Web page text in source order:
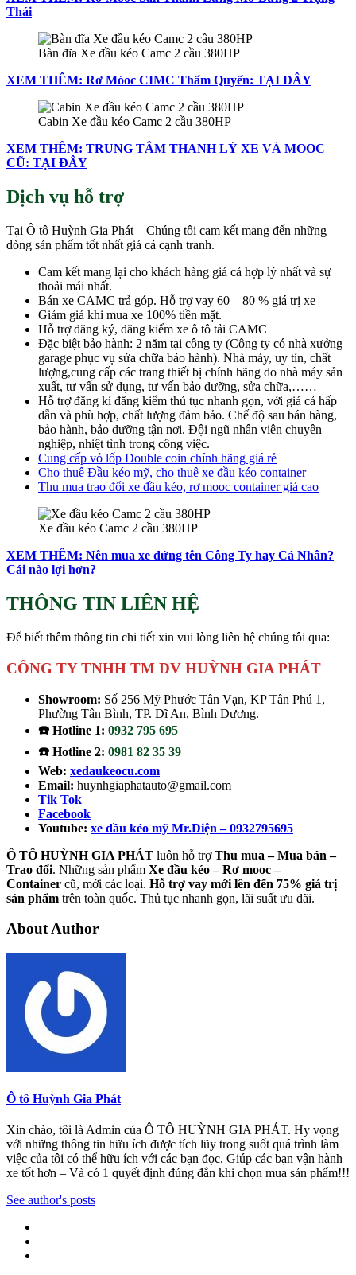
Thái
Bàn đĩa Xe đầu kéo Camc 2 cầu 380HP
XEM THÊM: Rơ Móoc CIMC Thẩm Quyến: TẠI ĐÂY
Cabin Xe đầu kéo Camc 2 cầu 380HP
XEM THÊM: TRUNG TÂM THANH LÝ XE VÀ MOOC
CŨ: TẠI ĐÂY
Dịch vụ hỗ trợ
Tại Ô tô Huỳnh Gia Phát – Chúng tôi cam kết mang đến những
dòng sản phẩm tốt nhất giá cả cạnh tranh.
Cam kết mang lại cho khách hàng giá cả hợp lý nhất và sự
thoải mái nhất.
Bán xe CAMC trả góp. Hỗ trợ vay 60 – 80 % giá trị xe
Giảm giá khi mua xe 100% tiền mặt.
Hỗ trợ đăng ký, đăng kiểm xe ô tô tải CAMC
Đặc biệt bảo hành: 2 năm tại công ty (Công ty có nhà xưởng
garage phục vụ sửa chữa bảo hành). Nhà máy, uy tín, chất
lượng,cung cấp các trang thiết bị chính hãng do nhà máy sản
xuất, tư vấn sử dụng, tư vấn bảo dưỡng, sửa chữa,……
Hỗ trợ đăng kí đăng kiểm thủ tục nhanh gọn, với giá cả hấp
dẫn và phù hợp, chất lượng đảm bảo. Chế độ sau bán hàng,
bảo hành, bảo dưỡng tận nơi. Đội ngũ nhân viên chuyên
nghiệp, nhiệt tình trong công việc.
Cung cấp vỏ lốp Double coin chính hãng giá rẻ
Cho thuê Đầu kéo mỹ, cho thuê xe đầu kéo container
Thu mua trao đổi xe đầu kéo, rơ mooc container giá cao
Xe đầu kéo Camc 2 cầu 380HP
XEM THÊM: Nên mua xe đứng tên Công Ty hay Cá Nhân?
Cái nào lợi hơn?
THÔNG TIN LIÊN HỆ
Để biết thêm thông tin chi tiết xin vui lòng liên hệ chúng tôi qua:
CÔNG TY TNHH TM DV HUỲNH GIA PHÁT
Showroom: Số 256 Mỹ Phước Tân Vạn, KP Tân Phú 1,
Phường Tân Bình, TP. Dĩ An, Bình Dương.
☎️ Hotline 1: 0932 795 695
☎️ Hotline 2: 0981 82 35 39
Web: xedaukeocu.com
Email: huynhgiaphatauto@gmail.com
Tik Tok
Facebook
Youtube: xe đầu kéo mỹ Mr.Diện – 0932795695
Ô TÔ HUỲNH GIA PHÁT luôn hỗ trợThu mua – Mua bán –
Trao đổi. Những sản phẩm Xe đầu kéo – Rơ mooc –
Container cũ, mới các loại. Hỗ trợ vay mới lên đến 75% giá trị
sản phẩm trên toàn quốc. Thủ tục nhanh gọn, lãi suất ưu đãi.
About Author
Ô tô Huỳnh Gia Phát
Xin chào, tôi là Admin của Ô TÔ HUỲNH GIA PHÁT. Hy vọng
với những thông tin hữu ích được tích lũy trong suốt quá trình làm
việc của tôi có thể hữu ích với các bạn đọc. Giúp các bạn vận hành
xe tốt hơn – Và có 1 quyết định đúng đắn khi chọn mua sản phẩm!!!
See author's posts